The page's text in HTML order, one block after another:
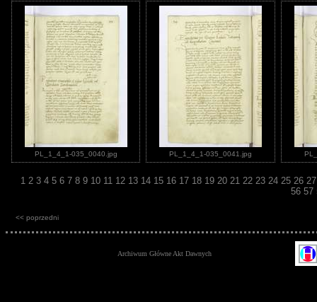
PL_1_4_1-035_0040.jpg PL_1_4_1-035_0041.jpg
1 2 3 4 5 6 7 8 9 10 11 12 13 14 15 16 17 18 19 20 21 22 23 24 25 26
56 57
<< poprzedni
Archiwum Główne Akt Dawnych